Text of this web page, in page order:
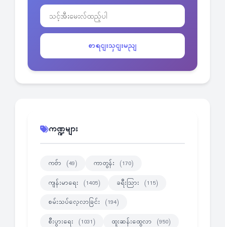
စာရငျးသှငျးမညျ
ကဏ္ဍများ
ကဗ်ာ (49) ကာတွန်း (170)
ကျန်းမာရေး (1405) ခရီးသြား (115)
စမ်းသပ်လေ့လာခြင်း (194)
စီးပွားရေး (1031) ထူးဆန်းထွေလာ (950)